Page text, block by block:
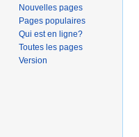
Nouvelles pages
Pages populaires
Qui est en ligne?
Toutes les pages
Version